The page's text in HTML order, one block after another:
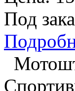
Под